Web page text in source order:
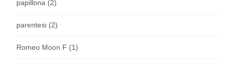
papillona (2)
parentesi (2)
Romeo Moon F (1)